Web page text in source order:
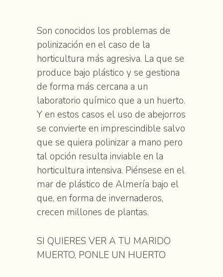
Son conocidos los problemas de
polinización en el caso de la
horticultura más agresiva. La que se
produce bajo plástico y se gestiona
de forma más cercana a un
laboratorio químico que a un huerto.
Y en estos casos el uso de abejorros
se convierte en imprescindible salvo
que se quiera polinizar a mano pero
tal opción resulta inviable en la
horticultura intensiva. Piénsese en el
mar de plástico de Almería bajo el
que, en forma de invernaderos,
crecen millones de plantas.
SI QUIERES VER A TU MARIDO
MUERTO, PONLE UN HUERTO